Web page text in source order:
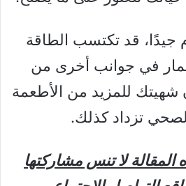
جيدًا، قد تكتسب الطاقة
في جوانب أخرى من
للمزيد من الأطعمة
تزداد كذلك.
لا تنس مشاركتها